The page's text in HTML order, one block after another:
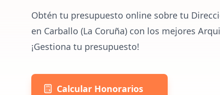
Obtén tu presupuesto online sobre tu
en Carballo (La Coruña) con los mejores
¡Gestiona tu presupuesto!
Calcular Honorarios